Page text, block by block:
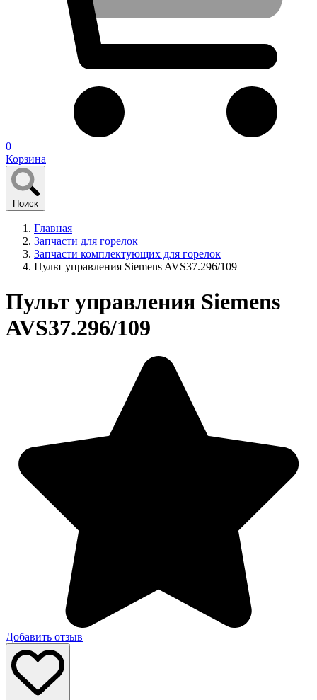
0
Корзина
Поиск
Главная
Запчасти для горелок
Запчасти комплектующих для горелок
Пульт управления Siemens AVS37.296/109
Пульт управления Siemens
AVS37.296/109
Добавить отзыв